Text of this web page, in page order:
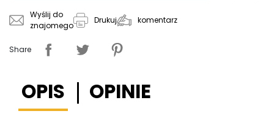
Wyślij do
znajomego
Drukuj komentarz
Share
OPIS OPINIE